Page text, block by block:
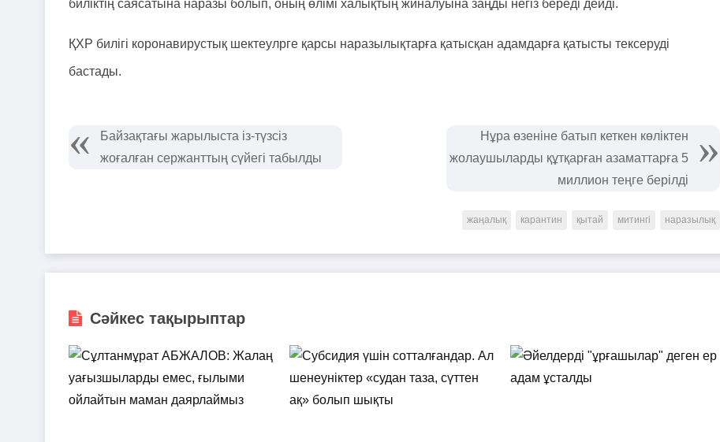
биліктің саясатына наразы болып, оның өлімі халықтың жиналуына заңды негіз береді дейді.
ҚХР билігі коронавирустық шектеулрге қарсы наразылықтарға қатысқан адамдарға қатысты тексеруді
бастады.
Байзақтағы жарылыста із-түзсіз
жоғалған сержанттың сүйегі табылды
Нұра өзеніне батып кеткен көліктен
жолаушыларды құтқарған азаматтарға 5
миллион теңге берілді
жаңалық карантин қытай митингі наразылық
Сәйкес тақырыптар